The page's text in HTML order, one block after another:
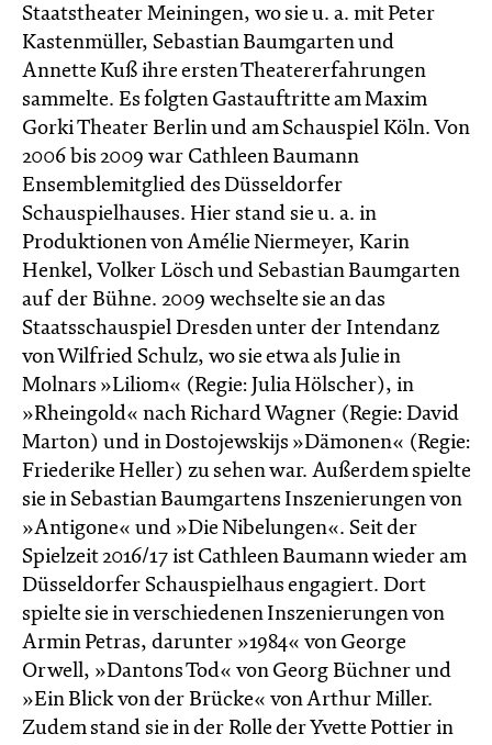
Staatstheater Meiningen, wo sie u. a. mit Peter
Kastenmüller, Sebastian Baumgarten und
Annette Kuß ihre ersten Theatererfahrungen
sammelte. Es folgten Gastauftritte am Maxim
Gorki Theater Berlin und am Schauspiel Köln. Von
2006 bis 2009 war Cathleen Baumann
Ensemblemitglied des Düsseldorfer
Schauspielhauses. Hier stand sie u. a. in
Produktionen von Amélie Niermeyer, Karin
Henkel, Volker Lösch und Sebastian Baumgarten
auf der Bühne. 2009 wechselte sie an das
Staatsschauspiel Dresden unter der Intendanz
von Wilfried Schulz, wo sie etwa als Julie in
Molnars »Liliom« (Regie: Julia Hölscher), in
»Rheingold« nach Richard Wagner (Regie: David
Marton) und in Dostojewskijs »Dämonen« (Regie:
Friederike Heller) zu sehen war. Außerdem spielte
sie in Sebastian Baumgartens Inszenierungen von
»Antigone« und »Die Nibelungen«. Seit der
Spielzeit 2016/17 ist Cathleen Baumann wieder am
Düsseldorfer Schauspielhaus engagiert. Dort
spielte sie in verschiedenen Inszenierungen von
Armin Petras, darunter »1984« von George
Orwell, »Dantons Tod« von Georg Büchner und
»Ein Blick von der Brücke« von Arthur Miller.
Zudem stand sie in der Rolle der Yvette Pottier in